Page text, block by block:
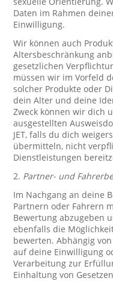
Daten im Rahmen
Einwilligung.
Wir können auch
Altersbeschränkung
gesetzlichen
müssen wir im Vorfeld
solcher Produkte oder
dein Alter und deine
Zweck können wir dich
ausgestellten
JET, falls du dich
übermitteln, nicht
Dienstleistungen
2. Partner- und
Im Nachgang an deine
Partnern oder Fahrern
Bewertung abzugeben
ebenfalls die
bewerten. Abhängig
auf deine Einwilligung
Verarbeitung zur
Einhaltung von